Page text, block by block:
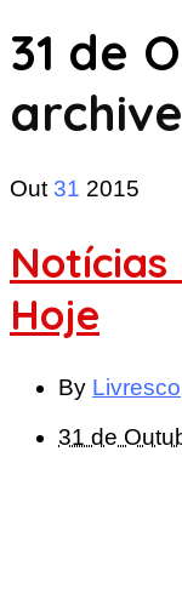
31 de
archive
Out 31 2015
Hoje
By Livresco
31 de